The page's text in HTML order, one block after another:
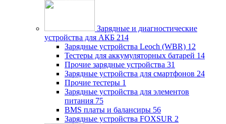
Зарядные и диагностические
устройства для АКБ 214
Зарядные устройства Leoch (WBR) 12
Тестеры для аккумуляторных батарей 14
Прочие зарядные устройства 31
Зарядные устройства для смартфонов 24
Прочие тестеры 1
Зарядные устройства для элементов
питания 75
BMS платы и балансиры 56
Зарядные устройства FOXSUR 2